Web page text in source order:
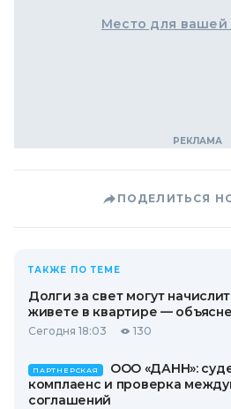
Место для вашей
ПОДЕЛИТЬСЯ
ТАКЖЕ ПО ТЕМЕ
Долги за свет могут
живете в квартире —
Сегодня 18:03 130
ПАРТНЕРСКАЯ
ООО «ДАНН»:
комплаенс и проверка
соглашений